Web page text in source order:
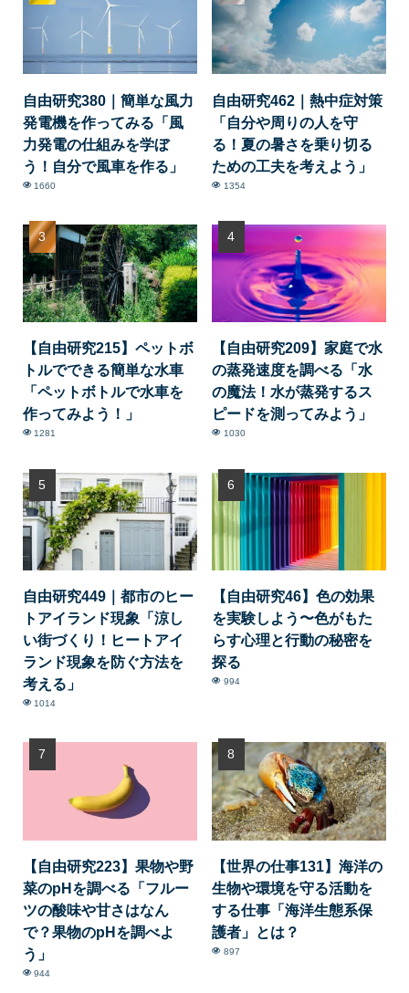
自由研究380｜簡単な風力
発電機を作ってみる「風
力発電の仕組みを学ぼ
う！自分で風車を作る」
1660
自由研究462｜熱中症対策
「自分や周りの人を守
る！夏の暑さを乗り切る
ための工夫を考えよう」
1354
【自由研究215】ペットボ
トルでできる簡単な水車
「ペットボトルで水車を
作ってみよう！」
1281
【自由研究209】家庭で水
の蒸発速度を調べる「水
の魔法！水が蒸発するス
ピードを測ってみよう」
1030
自由研究449｜都市のヒー
トアイランド現象「涼し
い街づくり！ヒートアイ
ランド現象を防ぐ方法を
考える」
1014
【自由研究46】色の効果
を実験しよう〜色がもた
らす心理と行動の秘密を
探る
994
【自由研究223】果物や野
菜のpHを調べる「フルー
ツの酸味や甘さはなん
で？果物のpHを調べよ
う」
944
【世界の仕事131】海洋の
生物や環境を守る活動を
する仕事「海洋生態系保
護者」とは？
897